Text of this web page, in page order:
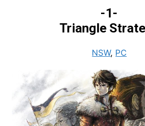
-1-
Triangle
NSW, PC